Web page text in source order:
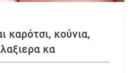
καρότσι, κούνια,
κα